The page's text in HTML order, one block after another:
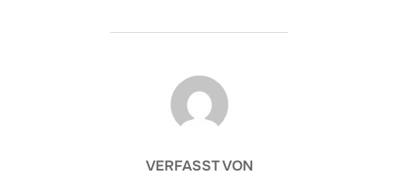
BEITRAGSAUTOR
VERFASST VON